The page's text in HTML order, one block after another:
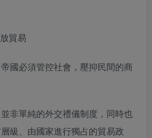
貿易
國必須管控社會，壓抑民間的商
非單純的外交禮儀制度，同時也
級、由國家進行獨占的貿易政